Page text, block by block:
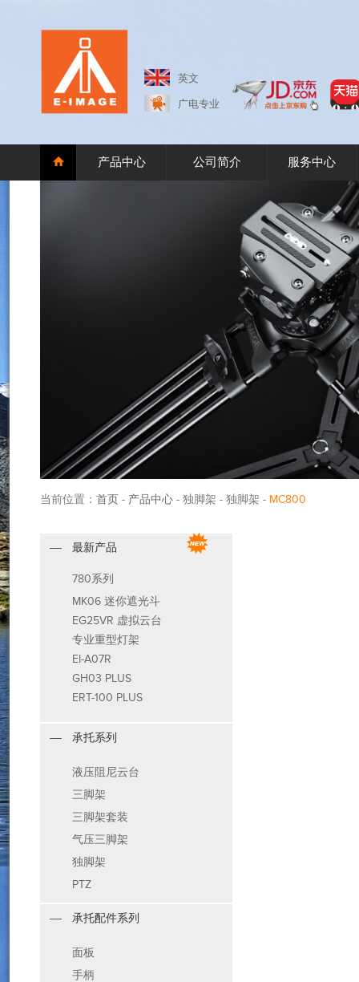
英文
广电专业
产品中心 公司简介 服务中心
当前位置： 首页 - 产品中心 - 独脚架 - 独脚架 - MC800
最新产品
780系列
MK06 迷你遮光斗
EG25VR 虚拟云台
专业重型灯架
EI-A07R
GH03 PLUS
ERT-100 PLUS
承托系列
液压阻尼云台
三脚架
三脚架套装
气压三脚架
独脚架
PTZ
承托配件系列
面板
手柄